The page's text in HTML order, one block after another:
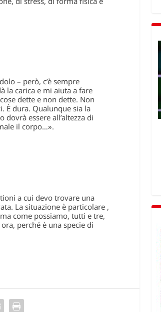
– però, c’è sempre
la carica e mi aiuta a fare
dette e non dette. Non
È dura. Qualunque sia la
essere all’altezza di
il corpo…».
a cui devo trovare una
La situazione è particolare ,
come possiamo, tutti e tre,
perché è una specie di